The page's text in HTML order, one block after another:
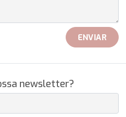
ENVIAR
newsletter?